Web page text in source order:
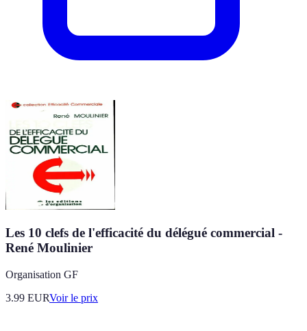
Les 10 clefs de l'efficacité du délégué commercial -
René Moulinier
Organisation GF
3.99 EURVoir le prix